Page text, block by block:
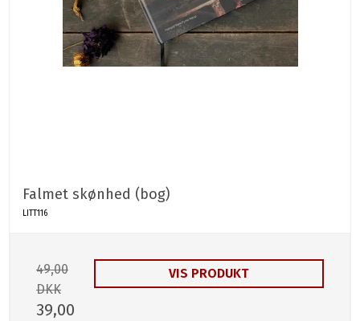
Falmet skønhed (bog)
LITT116
49,00
DKK
39,00
VIS PRODUKT